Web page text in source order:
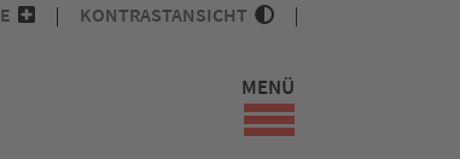
KONTRASTANSICHT
MENÜ